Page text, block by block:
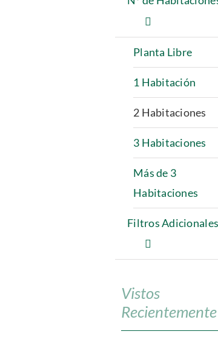
Planta Libre
1 Habitación
2 Habitaciones
3 Habitaciones
Más de 3
Habitaciones
Filtros Adicionales
Vistos
Recientemente